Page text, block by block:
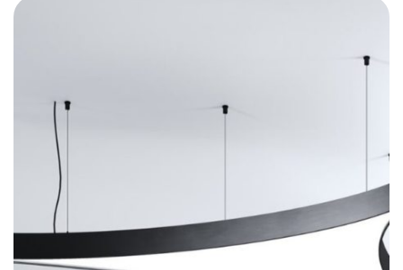
– Fichiers CAD 2D et BIM 3D disponibles en